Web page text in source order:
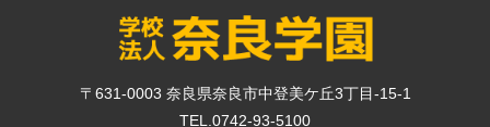
〒631-0003 奈良県奈良市中登美ケ丘3丁目-15-1
TEL.0742-93-5100